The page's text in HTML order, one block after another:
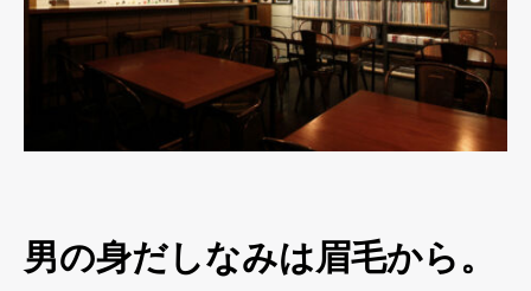
男の身だしなみは眉毛から。